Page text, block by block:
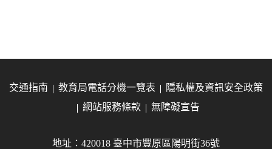
交通指南 教育局電話分機一覽表
隱私權及資訊安全政策
網站服務條款
無障礙宣告
地址：420018 臺中市豐原區陽明街36號